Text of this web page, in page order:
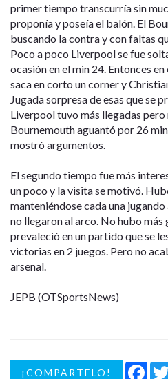
primer tiempo transcurría sin
proponía y poseía el balón. El
buscando la contra y con faltas
Poco a poco Liverpool se fue
ocasión en el min 24. Entonces
saca en corto un corner y
Jugada sorpresa de esas que se
Liverpool tuvo más llegadas pero
Bournemouth aguantó por 26
mostró argumentos.
El segundo tiempo fue más
un poco y la visita se motivó.
manteniéndose cada una
no llegaron al arco. No hubo más
prevaleció en un partido que se
victorias en 2 juegos. Pero no
arsenal.
JEPB (OTSportsNews)
¡COMPARTELO!